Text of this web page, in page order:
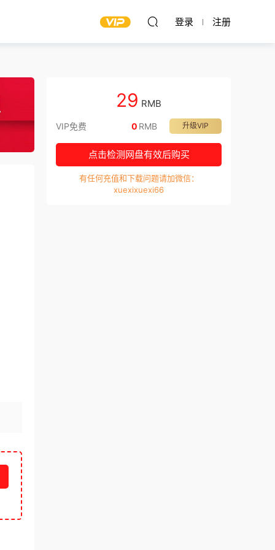
登录 注册
29 RMB
VIP免费 升级VIP
0 RMB
点击检测网盘有效后购买
有任何充值和下载问题请加微信：
xuexixuexi66